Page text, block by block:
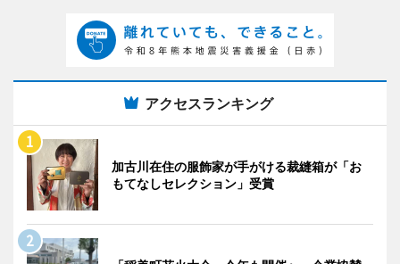
アクセスランキング
加古川在住の服飾家が手がける裁縫箱が「お
もてなしセレクション」受賞